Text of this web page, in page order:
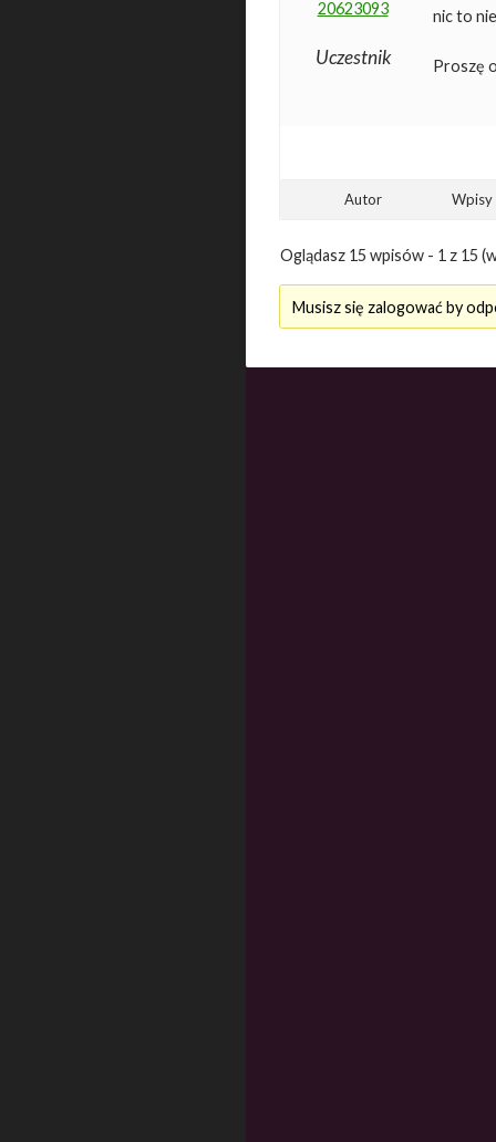
20623093
Uczestnik
nic to
Proszę
Autor Wpisy
Oglądasz 15 wpisów - 1 z 15
Musisz się zalogować by